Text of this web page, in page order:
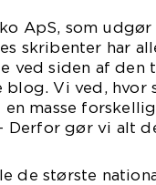
ApS, som
skribenter har
ved siden af den
Vi ved,
masse
Derfor gør vi alt
de største